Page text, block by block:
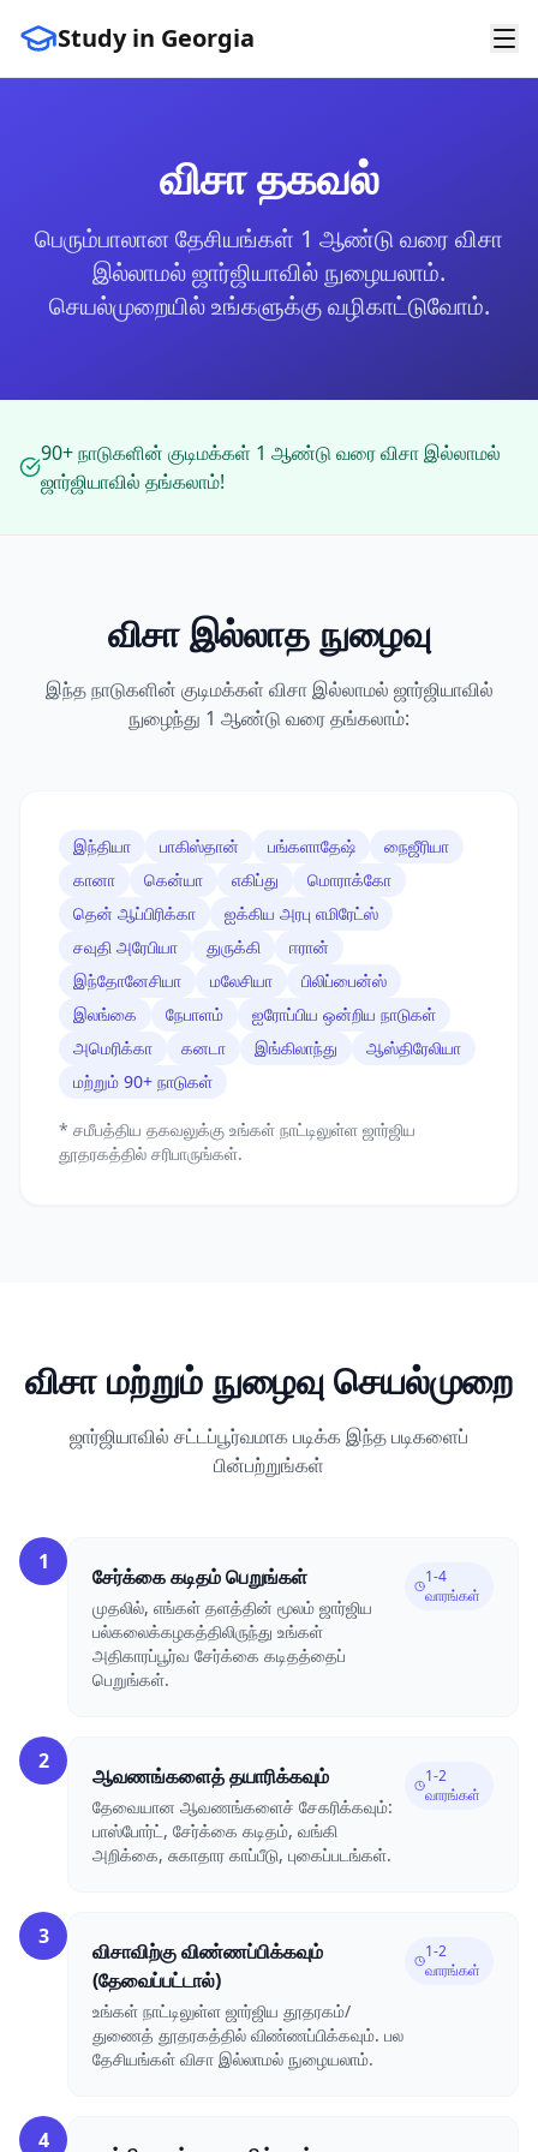
Study in Georgia
விசா தகவல்
பெரும்பாலான தேசியங்கள் 1 ஆண்டு வரை விசா
இல்லாமல் ஜார்ஜியாவில் நுழையலாம்.
செயல்முறையில் உங்களுக்கு வழிகாட்டுவோம்.
90+ நாடுகளின் குடிமக்கள் 1 ஆண்டு வரை விசா இல்லாமல்
ஜார்ஜியாவில் தங்கலாம்!
விசா இல்லாத நுழைவு
இந்த நாடுகளின் குடிமக்கள் விசா இல்லாமல் ஜார்ஜியாவில்
நுழைந்து 1 ஆண்டு வரை தங்கலாம்:
இந்தியா பாகிஸ்தான் பங்களாதேஷ்
நைஜீரியா
கானா
கென்யா எகிப்து
மொராக்கோ
தென் ஆப்பிரிக்கா
ஐக்கிய அரபு எமிரேட்ஸ்
சவுதி அரேபியா
துருக்கி
ஈரான்
இந்தோனேசியா
மலேசியா
பிலிப்பைன்ஸ்
இலங்கை
நேபாளம்
ஐரோப்பிய ஒன்றிய நாடுகள்
அமெரிக்கா
கனடா இங்கிலாந்து
ஆஸ்திரேலியா
மற்றும் 90+ நாடுகள்
* சமீபத்திய தகவலுக்கு உங்கள் நாட்டிலுள்ள ஜார்ஜிய
தூதரகத்தில் சரிபாருங்கள்.
விசா மற்றும் நுழைவு செயல்முறை
ஜார்ஜியாவில் சட்டப்பூர்வமாக படிக்க இந்த படிகளைப்
பின்பற்றுங்கள்
1
சேர்க்கை கடிதம் பெறுங்கள்
முதலில், எங்கள் தளத்தின் மூலம் ஜார்ஜிய
பல்கலைக்கழகத்திலிருந்து உங்கள்
அதிகாரப்பூர்வ சேர்க்கை கடிதத்தைப்
பெறுங்கள்.
1-4
வாரங்கள்
2
ஆவணங்களைத் தயாரிக்கவும்
தேவையான ஆவணங்களைச் சேகரிக்கவும்:
பாஸ்போர்ட், சேர்க்கை கடிதம், வங்கி
அறிக்கை, சுகாதார காப்பீடு, புகைப்படங்கள்.
1-2
வாரங்கள்
3
விசாவிற்கு விண்ணப்பிக்கவும்
(தேவைப்பட்டால்)
உங்கள் நாட்டிலுள்ள ஜார்ஜிய தூதரகம்/
துணைத் தூதரகத்தில் விண்ணப்பிக்கவும். பல
தேசியங்கள் விசா இல்லாமல் நுழையலாம்.
1-2
வாரங்கள்
4